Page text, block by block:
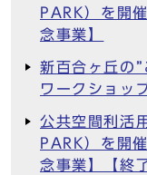
PARK）を開
念事業】
新百合ヶ丘の
ワークショッ
公共空間利活
PARK）を開
念事業】【終